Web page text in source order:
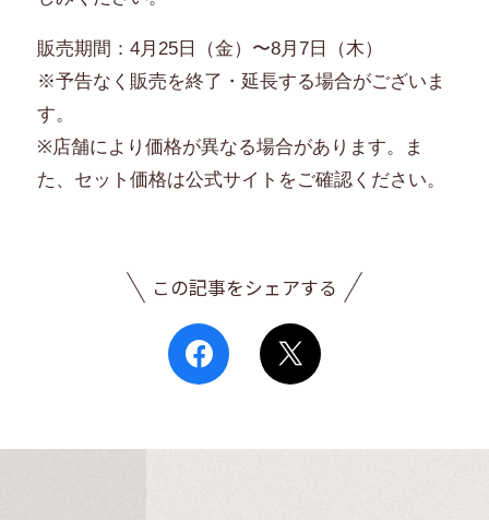
販売期間：4月25日（金）〜8月7日（木）
※予告なく販売を終了・延長する場合がございま
す。
※店舗により価格が異なる場合があります。ま
た、セット価格は公式サイトをご確認ください。
この記事をシェアする